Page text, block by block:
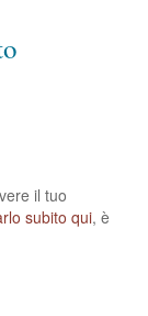
il tuo
subito qui, è